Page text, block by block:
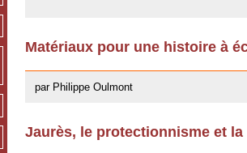
Matériaux pour une histoire à
par Philippe Oulmont
Jaurès, le protectionnisme et